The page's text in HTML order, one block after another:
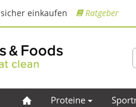
sicher einkaufen Ratgeber
Proteine